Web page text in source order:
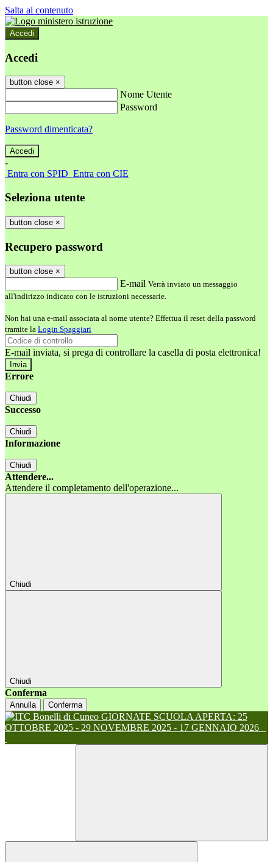
Salta al contenuto
Accedi
Accedi
button close ×
Nome Utente
Password
Password dimenticata?
-
Entra con SPID Entra con CIE
Seleziona utente
button close ×
Recupero password
button close ×
E-mail Verrà inviato un messaggio
all'indirizzo indicato con le istruzioni necessarie.
Non hai una e-mail associata al nome utente? Effettua il reset della password
tramite la Login Spaggiari
E-mail inviata, si prega di controllare la casella di posta elettronica!
Errore
Chiudi
Successo
Chiudi
Informazione
Chiudi
Attendere...
Attendere il completamento dell'operazione...
Chiudi
Chiudi
Conferma
Annulla Conferma
GIORNATE SCUOLA APERTA: 25
OTTOBRE 2025 - 29 NOVEMBRE 2025 - 17 GENNAIO 2026